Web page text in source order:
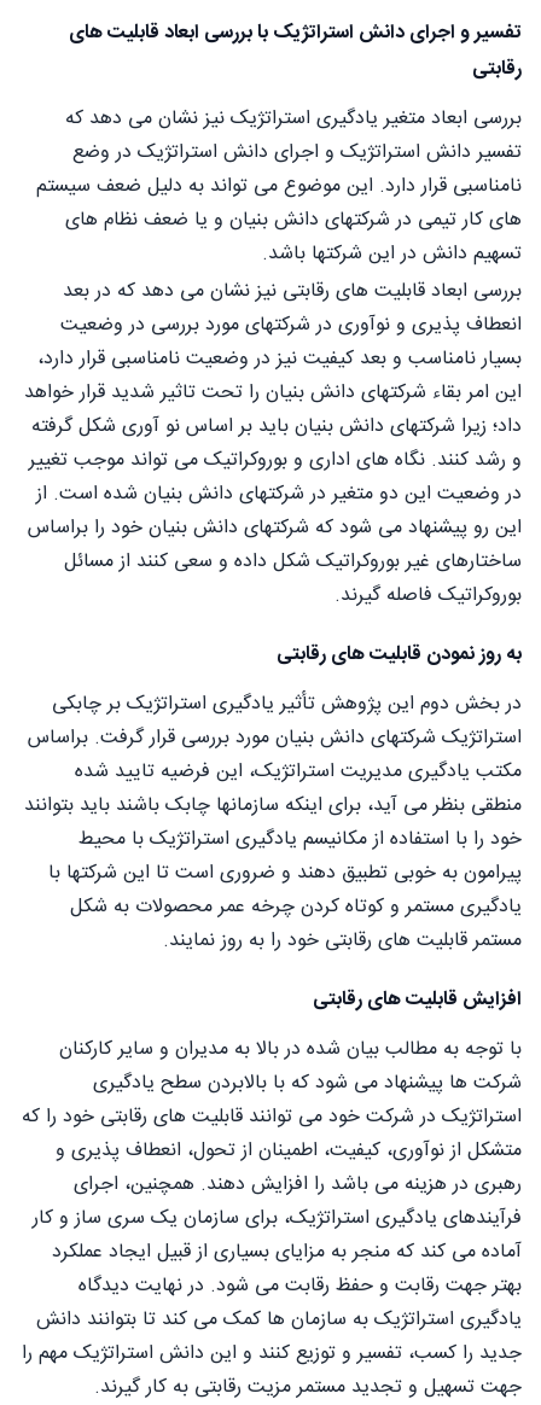
تفسیر و اجرای دانش استراتژیک با بررسی ابعاد قابلیت های
رقابتی
بررسی ابعاد متغیر یادگیری استراتژیک نیز نشان می دهد که
تفسیر دانش استراتژیک و اجرای دانش استراتژیک در وضع
نامناسبی قرار دارد. این موضوع می تواند به دلیل ضعف سیستم
های کار تیمی در شرکتهای دانش بنیان و یا ضعف نظام های
تسهیم دانش در این شرکتها باشد.
بررسی ابعاد قابلیت های رقابتی نیز نشان می دهد که در بعد
انعطاف پذیری و نوآوری در شرکتهای مورد بررسی در وضعیت
بسیار نامناسب و بعد کیفیت نیز در وضعیت نامناسبی قرار دارد،
این امر بقاء شرکتهای دانش بنیان را تحت تاثیر شدید قرار خواهد
داد؛ زیرا شرکتهای دانش بنیان باید بر اساس نو آوری شکل گرفته
و رشد کنند. نگاه های اداری و بوروکراتیک می تواند موجب تغییر
در وضعیت این دو متغیر در شرکتهای دانش بنیان شده است. از
این رو پیشنهاد می شود که شرکتهای دانش بنیان خود را براساس
ساختارهای غیر بوروکراتیک شکل داده و سعی کنند از مسائل
بوروکراتیک فاصله گیرند.
به روز نمودن قابلیت های رقابتی
در بخش دوم این پژوهش تأثیر یادگیری استراتژیک بر چابکی
استراتژیک شرکتهای دانش بنیان مورد بررسی قرار گرفت. براساس
مکتب یادگیری مدیریت استراتژیک، این فرضیه تایید شده
منطقی بنظر می آید، برای اینکه سازمانها چابک باشند باید بتوانند
خود را با استفاده از مکانیسم یادگیری استراتژیک با محیط
پیرامون به خوبی تطبیق دهند و ضروری است تا این شرکتها با
یادگیری مستمر و کوتاه کردن چرخه عمر محصولات به شکل
مستمر قابلیت های رقابتی خود را به روز نمایند.
افزایش قابلیت های رقابتی
با توجه به مطالب بیان شده در بالا به مدیران و سایر کارکنان
شرکت ها پیشنهاد می شود که با بالابردن سطح یادگیری
استراتژیک در شرکت خود می توانند قابلیت های رقابتی خود را که
متشکل از نوآوری، کیفیت، اطمینان از تحول، انعطاف پذیری و
رهبری در هزینه می باشد را افزایش دهند. همچنین، اجرای
فرآیندهای یادگیری استراتژیک، برای سازمان یک سری ساز و کار
آماده می کند که منجر به مزایای بسیاری از قبیل ایجاد عملکرد
بهتر جهت رقابت و حفظ رقابت می شود. در نهایت دیدگاه
یادگیری استراتژیک به سازمان ها کمک می کند تا بتوانند دانش
جدید را کسب، تفسیر و توزیع کنند و این دانش استراتژیک مهم را
جهت تسهیل و تجدید مستمر مزیت رقابتی به کار گیرند.